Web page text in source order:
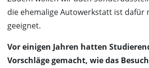
die ehemalige Autowerkstatt ist
geeignet.
Vor einigen Jahren hatten
Vorschläge gemacht, wie das